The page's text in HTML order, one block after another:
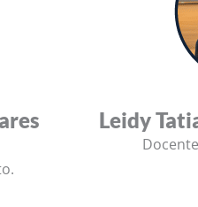
Leidy